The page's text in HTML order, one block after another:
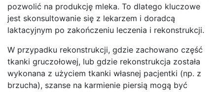
pozwolić na produkcję mleka. To dlatego kluczowe
jest skonsultowanie się z lekarzem i doradcą
laktacyjnym po zakończeniu leczenia i rekonstrukcji.
W przypadku rekonstrukcji, gdzie zachowano część
tkanki gruczołowej, lub gdzie rekonstrukcja została
wykonana z użyciem tkanki własnej pacjentki (np. z
brzucha), szanse na karmienie piersią mogą być